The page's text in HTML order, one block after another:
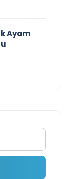
Ayam